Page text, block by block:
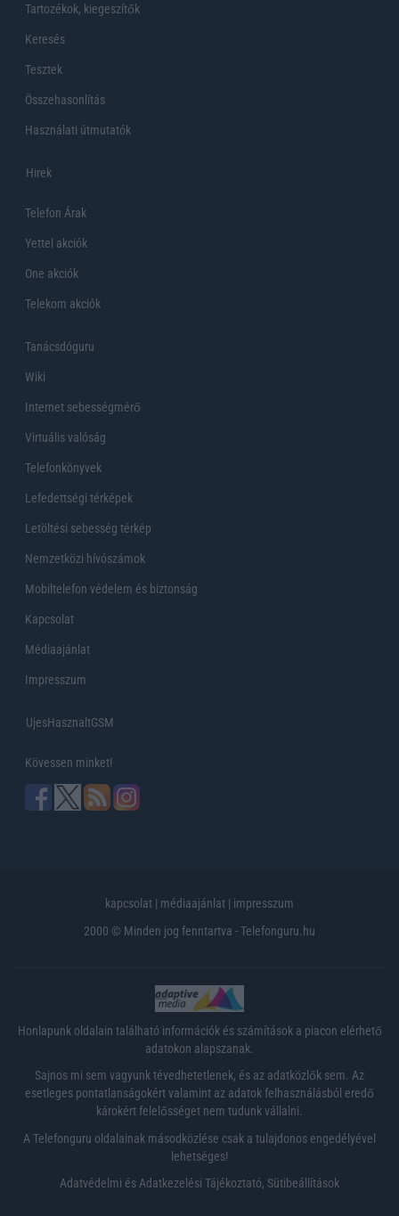
Tartozékok, kiegeszítők
Keresés
Tesztek
Összehasonlítás
Használati útmutatók
Hirek
Telefon Árak
Yettel akciók
One akciók
Telekom akciók
Tanácsdóguru
Wiki
Internet sebességmérő
Virtuális valóság
Telefonkönyvek
Lefedettségi térképek
Letöltési sebesség térkép
Nemzetközi hívószámok
Mobiltelefon védelem és biztonság
Kapcsolat
Médiaajánlat
Impresszum
UjesHasznaltGSM
Kövessen minket!
kapcsolat | médiaajánlat | impresszum
2000 © Minden jog fenntartva - Telefonguru.hu
Honlapunk oldalain található információk és számítások a piacon elérhető
adatokon alapszanak.
Sajnos mi sem vagyunk tévedhetetlenek, és az adatközlők sem. Az
esetleges pontatlanságokért valamint az adatok felhasználásból eredő
károkért felelősséget nem tudunk vállalni.
A Telefonguru oldalainak másodközlése csak a tulajdonos engedélyével
lehetséges!
Adatvédelmi és Adatkezelési Tájékoztató, Sütibeállítások